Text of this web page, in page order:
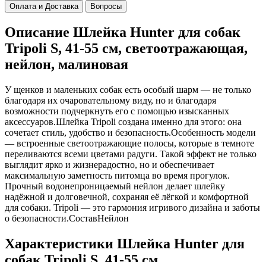
Оплата и Доставка
Вопросы
Описание Шлейка Hunter для собак
Tripoli S, 41-55 см, светоотражающая,
нейлон, малиновая
У щенков и маленьких собак есть особый шарм — не только
благодаря их очаровательному виду, но и благодаря
возможности подчеркнуть его с помощью изысканных
аксессуаров.Шлейка Tripoli создана именно для этого: она
сочетает стиль, удобство и безопасность.Особенность модели
— встроенные светоотражающие полосы, которые в темноте
переливаются всеми цветами радуги. Такой эффект не только
выглядит ярко и жизнерадостно, но и обеспечивает
максимальную заметность питомца во время прогулок.
Прочный водонепроницаемый нейлон делает шлейку
надёжной и долговечной, сохраняя её лёгкой и комфортной
для собаки. Tripoli — это гармония игривого дизайна и заботы
о безопасности.СоставНейлон
Характеристики Шлейка Hunter для